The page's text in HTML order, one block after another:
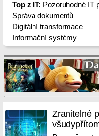
Top z IT: Pozoruhodné IT
Správa dokumentů
Digitální transformace
Informační systémy
Zranitelné